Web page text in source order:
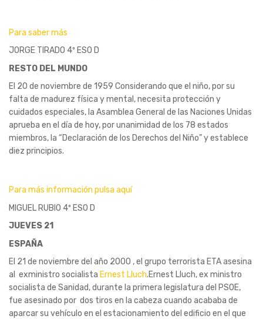
Para saber más
JORGE TIRADO 4º ESO D
RESTO DEL MUNDO
El 20 de noviembre de 1959 Considerando que el niño, por su
falta de madurez física y mental, necesita protección y
cuidados especiales, la Asamblea General de las Naciones Unidas
aprueba en el día de hoy, por unanimidad de los 78 estados
miembros, la “Declaración de los Derechos del Niño” y establece
diez principios.
Para más información pulsa aquí
MIGUEL RUBIO 4º ESO D
JUEVES 21
ESPAÑA
El 21 de noviembre del año 2000 , el grupo terrorista ETA asesina
al exministro socialista Ernest Lluch.Ernest Lluch, ex ministro
socialista de Sanidad, durante la primera legislatura del PSOE,
fue asesinado por dos tiros en la cabeza cuando acababa de
aparcar su vehículo en el estacionamiento del edificio en el que